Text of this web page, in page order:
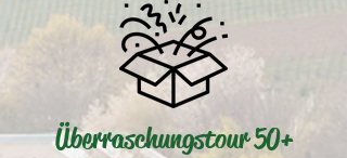
Überraschungstour 50+